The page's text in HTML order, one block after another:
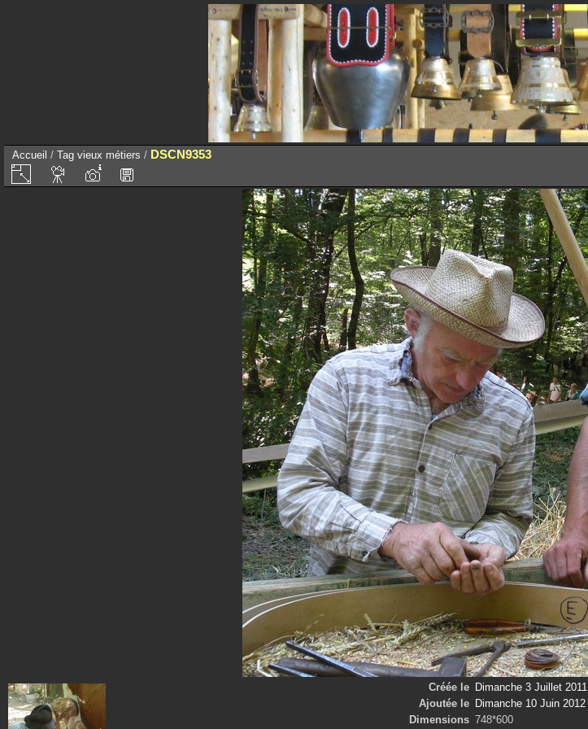
Accueil / Tag vieux métiers / DSCN9353
Créée le Dimanche 3 Juillet 2011
Ajoutée le Dimanche 10 Juin 2012
Dimensions 748*600